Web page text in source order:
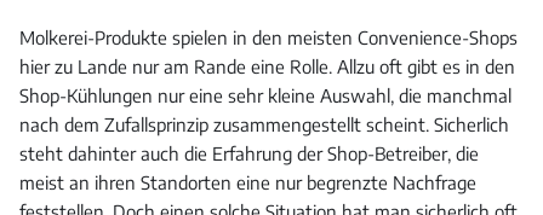
Molkerei-Produkte spielen in den meisten Convenience-Shops
hier zu Lande nur am Rande eine Rolle. Allzu oft gibt es in den
Shop-Kühlungen nur eine sehr kleine Auswahl, die manchmal
nach dem Zufallsprinzip zusammengestellt scheint. Sicherlich
steht dahinter auch die Erfahrung der Shop-Betreiber, die
meist an ihren Standorten eine nur begrenzte Nachfrage